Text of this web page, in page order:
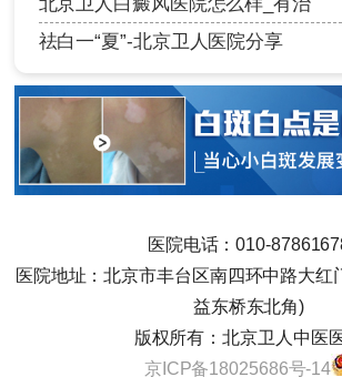
祛白一“夏”-北京卫人医院分享
医院电话：010-
医院地址：北京市丰台区南四环中路大红
益东桥东北角)
版权所有：北京卫人中医
京ICP备18025686号-14